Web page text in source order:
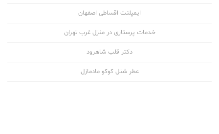
ایمپلنت اقساطی اصفهان
خدمات پرستاری در منزل غرب تهران
دکتر قلب شاهرود
عطر شنل کوکو مادمازل